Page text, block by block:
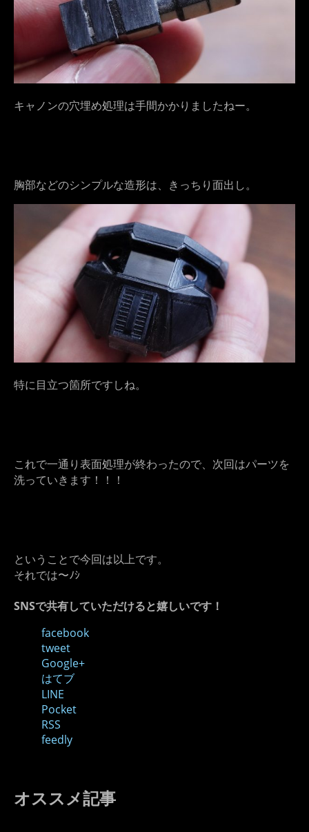
キャノンの穴埋め処理は手間かかりましたねー。
胸部などのシンプルな造形は、きっちり面出し。
特に目立つ箇所ですしね。
これで一通り表面処理が終わったので、次回はパーツを
洗っていきます！！！
ということで今回は以上です。
それでは〜ﾉｼ
SNSで共有していただけると嬉しいです！
facebook
tweet
Google+
はてブ
LINE
Pocket
RSS
feedly
オススメ記事